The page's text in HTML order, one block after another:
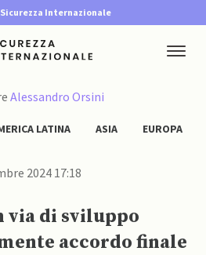
Internazionale
Alessandro Orsini
LATINA ASIA EUROPA
2024 17:18
via di sviluppo
accordo finale